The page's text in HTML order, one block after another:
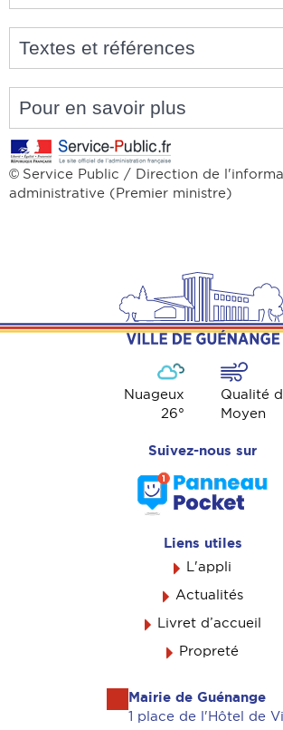
Textes et références
Pour en savoir plus
© Service Public / Direction de
administrative (Premier ministre)
Nuageux
26°
Qualité
Moyen
Suivez-nous sur
Liens utiles
L'appli
Actualités
Livret d’accueil
Propreté
Mairie de Guénange
1 place de l'Hôtel de